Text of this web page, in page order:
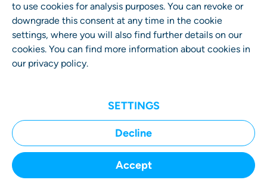
to use cookies for analysis purposes. You can revoke or
downgrade this consent at any time in the cookie
settings, where you will also find further details on our
cookies. You can find more information about cookies in
our privacy policy.
SETTINGS
Decline
Accept